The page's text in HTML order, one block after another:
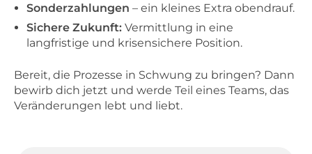
Sonderzahlungen – ein kleines Extra obendrauf.
Sichere Zukunft: Vermittlung in eine
langfristige und krisensichere Position.
Bereit, die Prozesse in Schwung zu bringen? Dann
bewirb dich jetzt und werde Teil eines Teams, das
Veränderungen lebt und liebt.